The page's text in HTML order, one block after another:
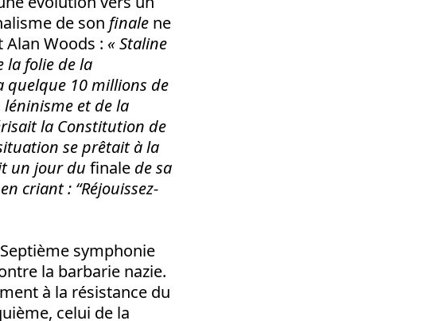
de son finale ne
Alan Woods : « Staline
la folie de la
quelque 10 millions de
et de la
la Constitution de
se prêtait à la
un jour du finale de sa
criant : “Réjouissez-
symphonie
la barbarie nazie.
à la résistance du
celui de la